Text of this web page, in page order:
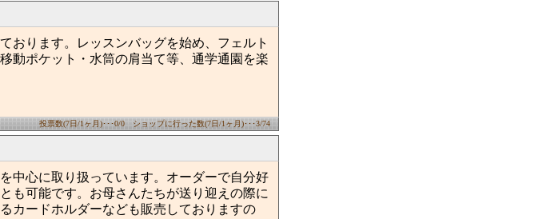
おります。レッスンバッグを始め、フェルト
動ポケット・水筒の肩当て等、通学通園を楽
投票数(7日/1ヶ月)･･･0/0 ショップに行った数(7日/1ヶ月)･･･3/74
中心に取り扱っています。オーダーで自分好
も可能です。お母さんたちが送り迎えの際に
カードホルダーなども販売しておりますの